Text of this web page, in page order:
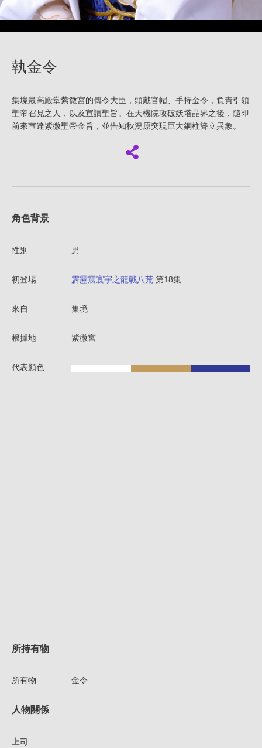
執金令
集境最高殿堂紫微宮的傳令大臣，頭戴官帽、手持金令，負責引領
聖帝召見之人，以及宣讀聖旨。在天機院攻破妖塔晶界之後，隨即
前來宣達紫微聖帝金旨，並告知秋況原突現巨大銅柱聳立異象。
角色背景
性別 男
初登場 霹靂震寰宇之龍戰八荒 第18集
來自 集境
根據地 紫微宮
代表顏色
所持有物
所有物 金令
人物關係
上司